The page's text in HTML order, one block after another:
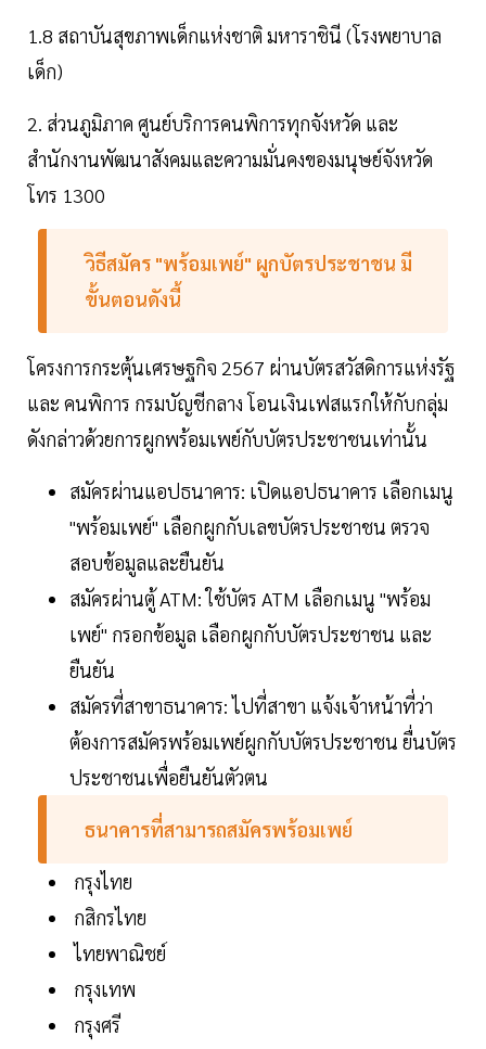
1.8 สถาบันสุขภาพเด็กแห่งชาติ มหาราชินี (โรงพยาบาล
เด็ก)
2. ส่วนภูมิภาค ศูนย์บริการคนพิการทุกจังหวัด และ
สำนักงานพัฒนาสังคมและความมั่นคงของมนุษย์จังหวัด
โทร 1300
วิธีสมัคร "พร้อมเพย์" ผูกบัตรประชาชน มี
ขั้นตอนดังนี้
โครงการกระตุ้นเศรษฐกิจ 2567 ผ่านบัตรสวัสดิการแห่งรัฐ
และ คนพิการ กรมบัญชีกลาง โอนเงินเฟสแรกให้กับกลุ่ม
ดังกล่าวด้วยการผูกพร้อมเพย์กับบัตรประชาชนเท่านั้น
สมัครผ่านแอปธนาคาร: เปิดแอปธนาคาร เลือกเมนู
"พร้อมเพย์" เลือกผูกกับเลขบัตรประชาชน ตรวจ
สอบข้อมูลและยืนยัน
สมัครผ่านตู้ ATM: ใช้บัตร ATM เลือกเมนู "พร้อม
เพย์" กรอกข้อมูล เลือกผูกกับบัตรประชาชน และ
ยืนยัน
สมัครที่สาขาธนาคาร: ไปที่สาขา แจ้งเจ้าหน้าที่ว่า
ต้องการสมัครพร้อมเพย์ผูกกับบัตรประชาชน ยื่นบัตร
ประชาชนเพื่อยืนยันตัวตน
ธนาคารที่สามารถสมัครพร้อมเพย์
กรุงไทย
กสิกรไทย
ไทยพาณิชย์
กรุงเทพ
กรุงศรี